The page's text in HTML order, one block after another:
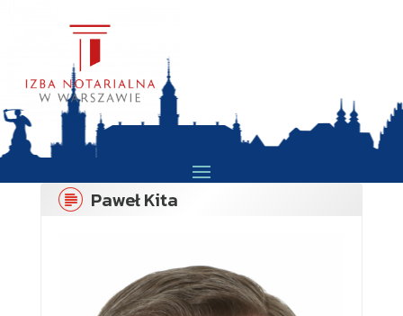
Paweł Kita